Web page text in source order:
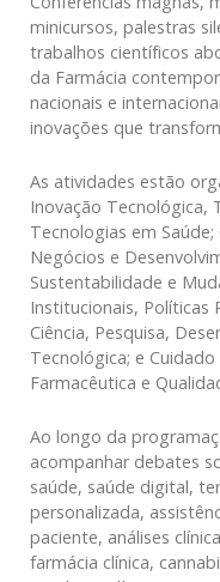
minicursos, palestras
trabalhos científicos
da Farmácia
nacionais e
inovações que
As atividades estão
Inovação Tecnológica,
Tecnologias em
Negócios e
Sustentabilidade e
Institucionais, Políticas
Ciência, Pesquisa,
Tecnológica; e
Farmacêutica e
Ao longo da
acompanhar debates
saúde, saúde digital,
personalizada,
paciente, análises
farmácia clínica,